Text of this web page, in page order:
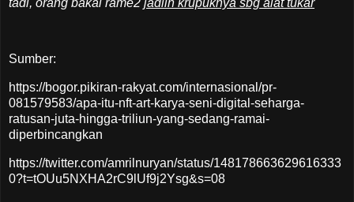
Sumber:
https://bogor.pikiran-rakyat.com/internasional/pr-
081579583/apa-itu-nft-art-karya-seni-digital-seharga-
ratusan-juta-hingga-triliun-yang-sedang-ramai-
diperbincangkan
https://twitter.com/amrilnuryan/status/148178663629616333
0?t=tOUu5NXHA2rC9lUf9j2Ysg&s=08